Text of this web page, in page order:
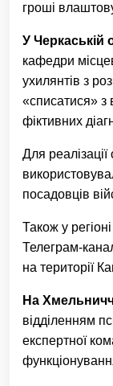
гроші
У Черкаській
кафедри
ухилянтів з
«списатися» з
фіктивних
Для
посадовців
Також у
Телеграм-
на території
На
відділенням
експертної